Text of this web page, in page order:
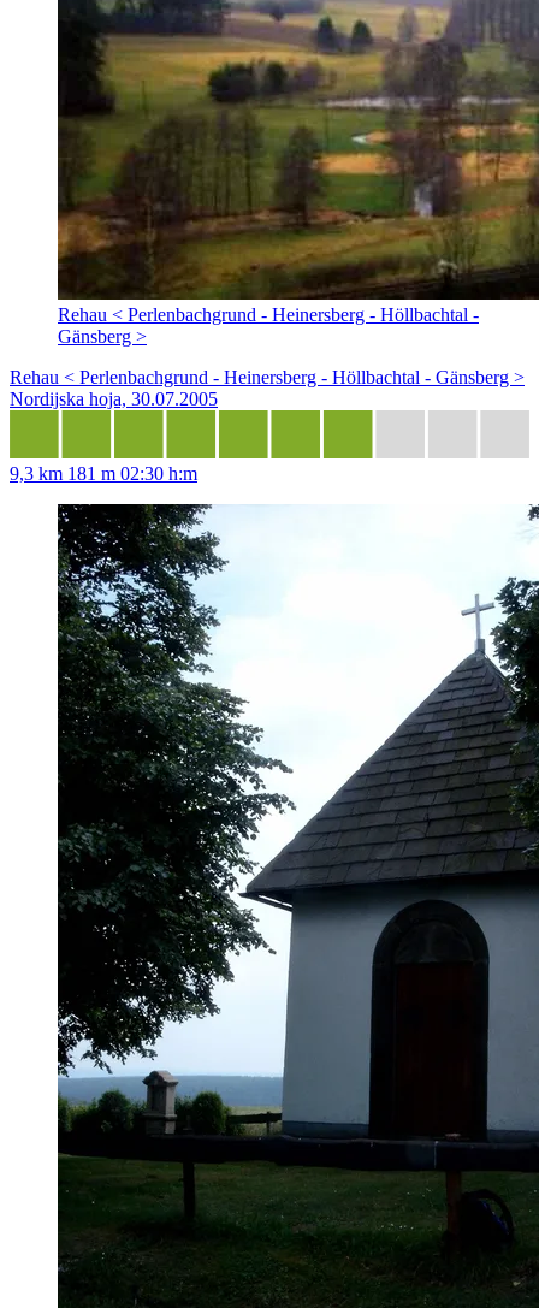
Rehau < Perlenbachgrund - Heinersberg - Höllbachtal -
Gänsberg >
Rehau < Perlenbachgrund - Heinersberg - Höllbachtal - Gänsberg >
Nordijska hoja, 30.07.2005
9,3 km 181 m 02:30 h:m